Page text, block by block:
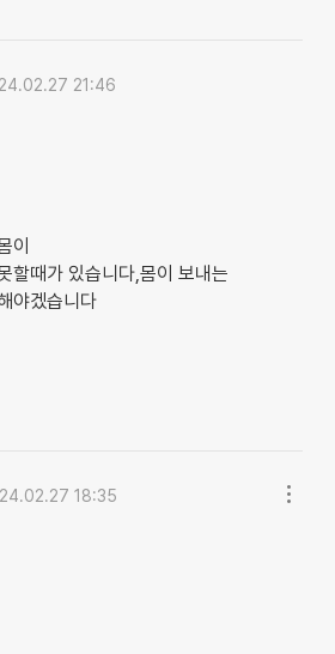
21:46
이
할때가 있습니다,몸이 보내는
야겠습니다
18:35